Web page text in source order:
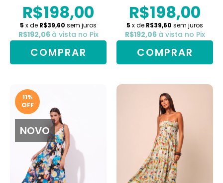
R$198,00
5 x de R$39,60 sem juros
R$192,06 à vista no Pix
COMPRAR
R$198,00
5 x de R$39,60 sem juros
R$192,06 à vista no Pix
COMPRAR
11%
OFF
NOVO